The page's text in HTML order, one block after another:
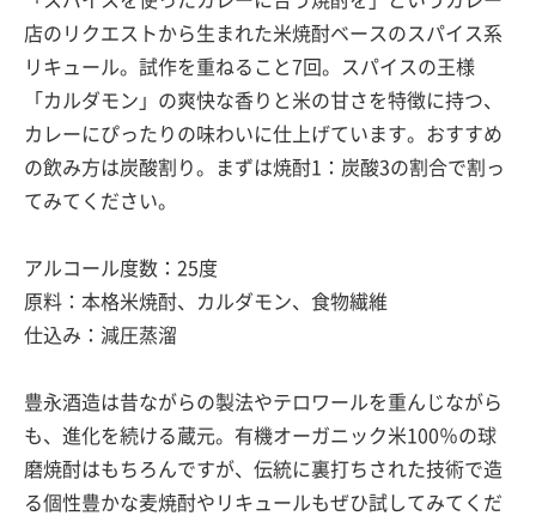
店のリクエストから生まれた米焼酎ベースのスパイス系
リキュール。試作を重ねること7回。スパイスの王様
「カルダモン」の爽快な香りと米の甘さを特徴に持つ、
カレーにぴったりの味わいに仕上げています。おすすめ
の飲み方は炭酸割り。まずは焼酎1：炭酸3の割合で割っ
てみてください。
アルコール度数：25度
原料：本格米焼酎、カルダモン、食物繊維
仕込み：減圧蒸溜
豊永酒造は昔ながらの製法やテロワールを重んじながら
も、進化を続ける蔵元。有機オーガニック米100％の球
磨焼酎はもちろんですが、伝統に裏打ちされた技術で造
る個性豊かな麦焼酎やリキュールもぜひ試してみてくだ